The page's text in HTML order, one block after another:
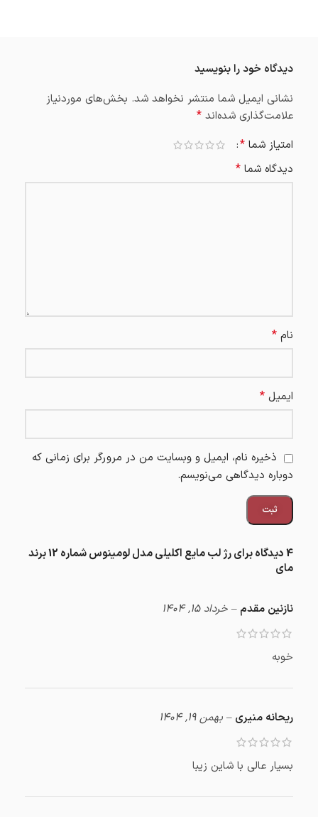
4 دیدگاه برای
رژ لب مایع اکلیلی مدل لومینوس شماره 12 برند
مای
نازنین مقدم – خرداد 15, 1404
خوبه
ریحانه منیری – بهمن 19, 1404
بسیار عالی با شاین زیبا
دیدگاه خود را بنویسید
نشانی ایمیل شما منتشر نخواهد شد. بخش‌های موردنیاز
علامت‌گذاری شده‌اند *
امتیاز شما *
دیدگاه شما *
نام *
ایمیل *
ذخیره نام، ایمیل و وبسایت من در مرورگر برای زمانی که
دوباره دیدگاهی می‌نویسم.